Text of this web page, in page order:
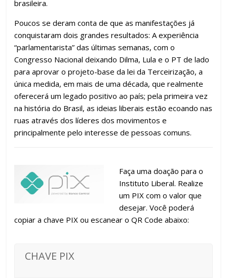
brasileira.
Poucos se deram conta de que as manifestações já
conquistaram dois grandes resultados: A experiência
“parlamentarista” das últimas semanas, com o
Congresso Nacional deixando Dilma, Lula e o PT de lado
para aprovar o projeto-base da lei da Terceirização, a
única medida, em mais de uma década, que realmente
oferecerá um legado positivo ao país; pela primeira vez
na história do Brasil, as ideias liberais estão ecoando nas
ruas através dos líderes dos movimentos e
principalmente pelo interesse de pessoas comuns.
Faça uma doação para o
Instituto Liberal. Realize
um PIX com o valor que
desejar. Você poderá
copiar a chave PIX ou escanear o QR Code abaixo:
CHAVE PIX